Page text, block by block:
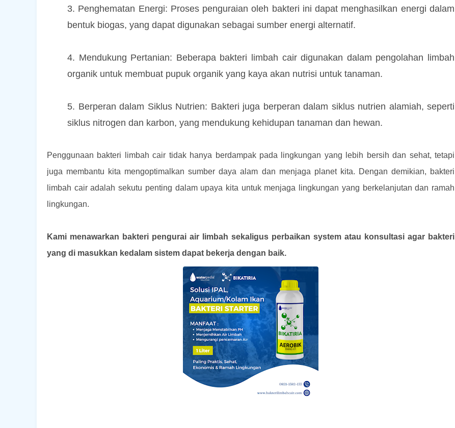
3. Penghematan Energi: Proses penguraian oleh bakteri ini dapat menghasilkan energi dalam
bentuk biogas, yang dapat digunakan sebagai sumber energi alternatif.
4. Mendukung Pertanian: Beberapa bakteri limbah cair digunakan dalam pengolahan limbah
organik untuk membuat pupuk organik yang kaya akan nutrisi untuk tanaman.
5. Berperan dalam Siklus Nutrien: Bakteri juga berperan dalam siklus nutrien alamiah, seperti
siklus nitrogen dan karbon, yang mendukung kehidupan tanaman dan hewan.
Penggunaan bakteri limbah cair tidak hanya berdampak pada lingkungan yang lebih bersih dan sehat, tetapi
juga membantu kita mengoptimalkan sumber daya alam dan menjaga planet kita. Dengan demikian, bakteri
limbah cair adalah sekutu penting dalam upaya kita untuk menjaga lingkungan yang berkelanjutan dan ramah
lingkungan.
Kami menawarkan bakteri pengurai air limbah sekaligus perbaikan system atau konsultasi agar bakteri
yang di masukkan kedalam sistem dapat bekerja dengan baik.